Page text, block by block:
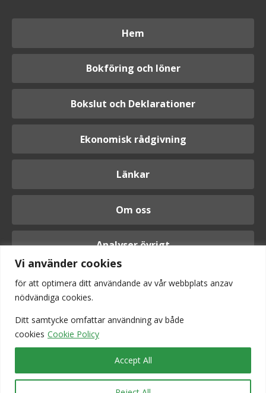
Vi använder cookies
för att optimera ditt användande av vår webbplats anzav
nödvändiga cookies.
Ditt samtycke omfattar användning av både
cookies Cookie Policy
Accept All
Hem
Bokföring och löner
Bokslut och Deklarationer
Ekonomisk rådgivning
Länkar
Om oss
Analyser övrigt